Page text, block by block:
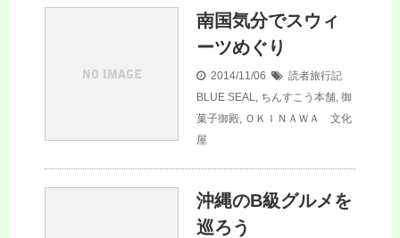
南国気分でスウィ
ーツめぐり
2014/11/06
読者旅行記
BLUE SEAL, ちんすこう本舗, 御
菓子御殿, ＯＫＩＮＡＷＡ 文化
屋
沖縄のB級グルメを
巡ろう